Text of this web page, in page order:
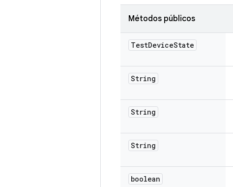
Métodos públicos
TestDeviceState
String
String
String
boolean